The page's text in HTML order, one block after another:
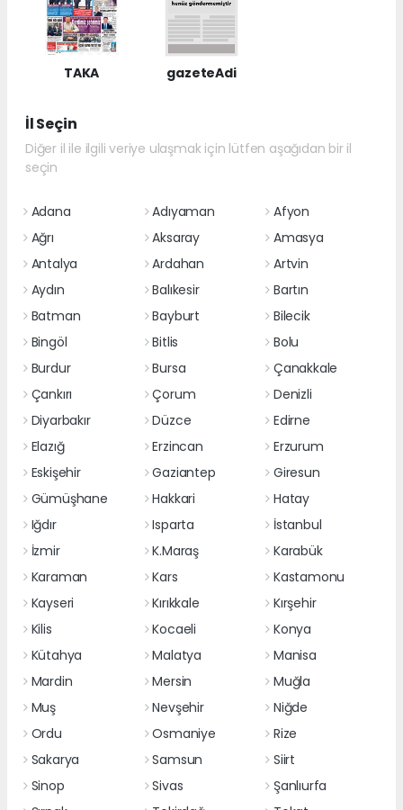
TAKA gazeteAdi
İl Seçin
Diğer il ile ilgili veriye ulaşmak için lütfen aşağıdan bir il
seçin
Adana Adıyaman
Afyon
Ağrı
Aksaray
Amasya
Antalya
Ardahan
Artvin
Aydın
Balıkesir
Bartın
Batman
Bayburt
Bilecik
Bingöl
Bitlis
Bolu
Burdur
Bursa
Çanakkale
Çankırı
Çorum
Denizli
Diyarbakır
Düzce
Edirne
Elazığ
Erzincan
Erzurum
Eskişehir
Gaziantep
Giresun
Gümüşhane
Hakkari
Hatay
Iğdır
Isparta
İstanbul
İzmir
K.Maraş
Karabük
Karaman
Kars
Kastamonu
Kayseri
Kırıkkale
Kırşehir
Kilis
Kocaeli
Konya
Kütahya
Malatya
Manisa
Mardin
Mersin
Muğla
Muş
Nevşehir
Niğde
Ordu
Osmaniye
Rize
Sakarya
Samsun
Siirt
Sinop
Sivas
Şanlıurfa